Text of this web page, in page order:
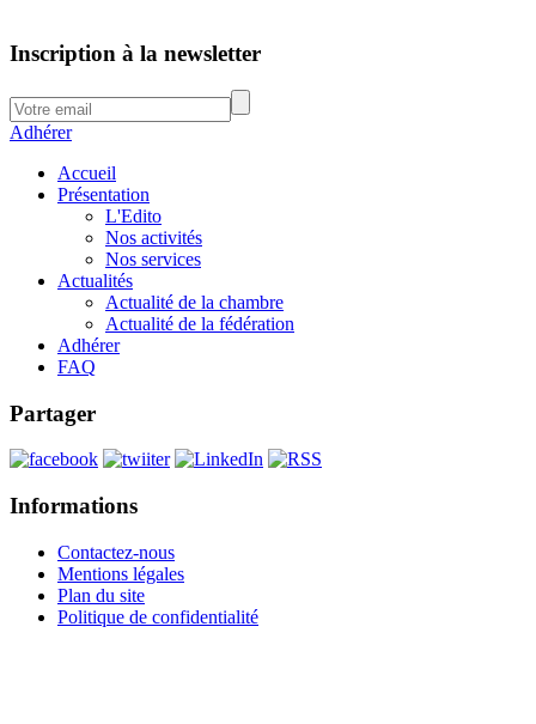
Inscription à la newsletter
Adhérer
Accueil
Présentation
L'Edito
Nos activités
Nos services
Actualités
Actualité de la chambre
Actualité de la fédération
Adhérer
FAQ
Partager
Informations
Contactez-nous
Mentions légales
Plan du site
Politique de confidentialité